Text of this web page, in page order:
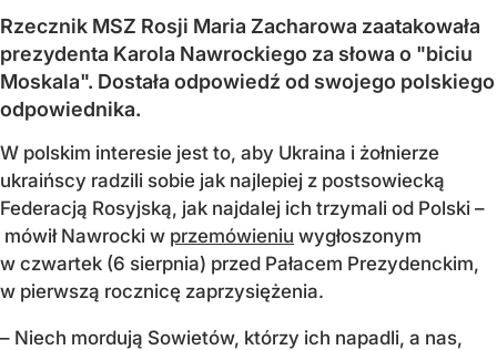
Rzecznik MSZ Rosji Maria Zacharowa zaatakowała
prezydenta Karola Nawrockiego za słowa o "biciu
Moskala". Dostała odpowiedź od swojego polskiego
odpowiednika.
W polskim interesie jest to, aby Ukraina i żołnierze
ukraińscy radzili sobie jak najlepiej z postsowiecką
Federacją Rosyjską, jak najdalej ich trzymali od Polski –
mówił Nawrocki w przemówieniu wygłoszonym
w czwartek (6 sierpnia) przed Pałacem Prezydenckim,
w pierwszą rocznicę zaprzysiężenia.
– Niech mordują Sowietów, którzy ich napadli, a nas,